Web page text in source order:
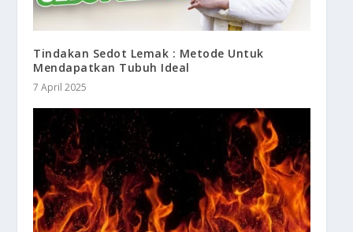
Tindakan Sedot Lemak : Metode Untuk
Mendapatkan Tubuh Ideal
7 April 2025